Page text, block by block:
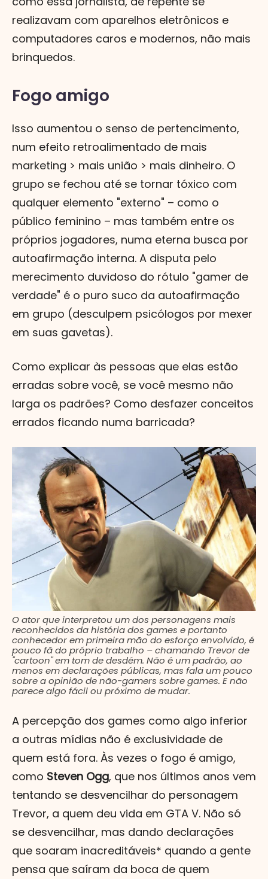
realizavam com aparelhos eletrônicos e
computadores caros e modernos, não mais
brinquedos.
Fogo amigo
Isso aumentou o senso de pertencimento,
num efeito retroalimentado de mais
marketing > mais união > mais dinheiro. O
grupo se fechou até se tornar tóxico com
qualquer elemento "externo" – como o
público feminino – mas também entre os
próprios jogadores, numa eterna busca por
autoafirmação interna. A disputa pelo
merecimento duvidoso do rótulo "gamer de
verdade" é o puro suco da autoafirmação
em grupo (desculpem psicólogos por mexer
em suas gavetas).
Como explicar às pessoas que elas estão
erradas sobre você, se você mesmo não
larga os padrões? Como desfazer conceitos
errados ficando numa barricada?
O ator que interpretou um dos personagens mais
reconhecidos da história dos games e portanto
conhecedor em primeira mão do esforço envolvido, é
pouco fã do próprio trabalho – chamando Trevor de
"cartoon" em tom de desdém. Não é um padrão, ao
menos em declarações públicas, mas fala um pouco
sobre a opinião de não-gamers sobre games. E não
parece algo fácil ou próximo de mudar.
A percepção dos games como algo inferior
a outras mídias não é exclusividade de
quem está fora. Às vezes o fogo é amigo,
como Steven Ogg, que nos últimos anos vem
tentando se desvencilhar do personagem
Trevor, a quem deu vida em GTA V. Não só
se desvencilhar, mas dando declarações
que soaram inacreditáveis* quando a gente
pensa que saíram da boca de quem